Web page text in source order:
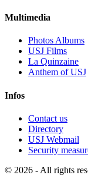
Multimedia
Photos Albums
USJ Films
La Quinzaine
Anthem of USJ
Infos
Contact us
Directory
USJ Webmail
Security
© 2026 - All rights